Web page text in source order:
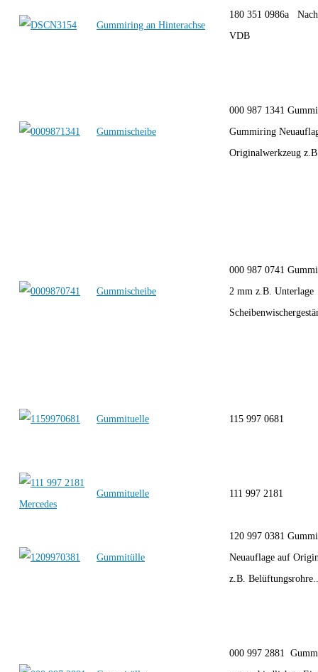
Gummiring an Hinterachse
180 351 0986a
VDB
Gummischeibe
000 987 1341
Gummiring
Originalwerkzeug
Gummischeibe
000 987 0741
2 mm z.B. Unterlage
Gummituelle 115 997 0681
Gummituelle 111 997 2181
Gummitülle
120 997 0381
Neuauflage auf
z.B.
000 997 2881